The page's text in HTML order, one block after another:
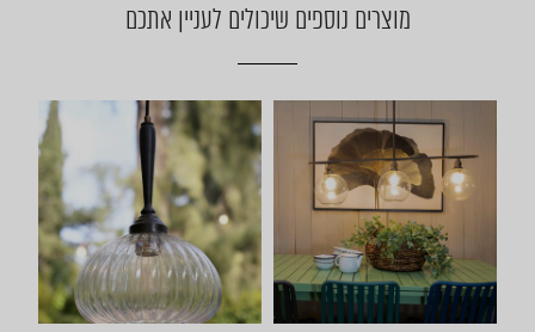
מוצרים נוספים שיכולים לעניין אתכם